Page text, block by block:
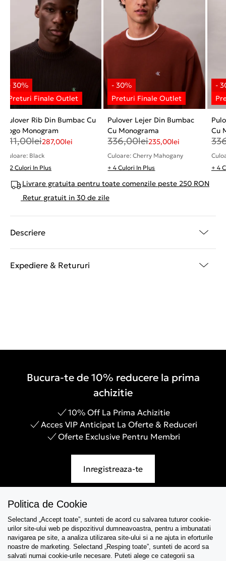
Pulover Rib Din Bumbac Cu
Logo Monogram
411,00lei287,00lei
Culoare: Black
+ 2 Culori In Plus
Pulover Lejer Din Bumbac
Cu Monograma
336,00lei235,00lei
Culoare: Cherry Mahogany
+ 4 Culori In Plus
Cu
+ 4
Livrare gratuita pentru toate comenzile peste 250 RON
Retur gratuit in 30 de zile
Descriere
Expediere & Retururi
Bucura-te de 10% reducere la prima
achizitie
10% Off La Prima Achizitie
Acces VIP Anticipat La Oferte & Reduceri
Oferte Exclusive Pentru Membri
Inregistreaza-te
Asistenta
Colectii
Politica de Cookie
Selectand „Accept toate”, sunteti de acord cu salvarea tuturor cookie-
urilor site-ului web pe dispozitivul dumneavoastra, pentru a imbunatati
navigarea pe site, a analiza utilizarea site-ului si a ne ajuta in eforturile
noastre de marketing. Selectand „Resping toate”, sunteti de acord sa
salvati numai cookie-urile necesare. Puteti alege ce categorii sa